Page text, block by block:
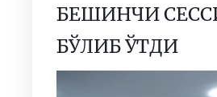
БЕШИНЧИ
БЎЛИБ ЎТДИ